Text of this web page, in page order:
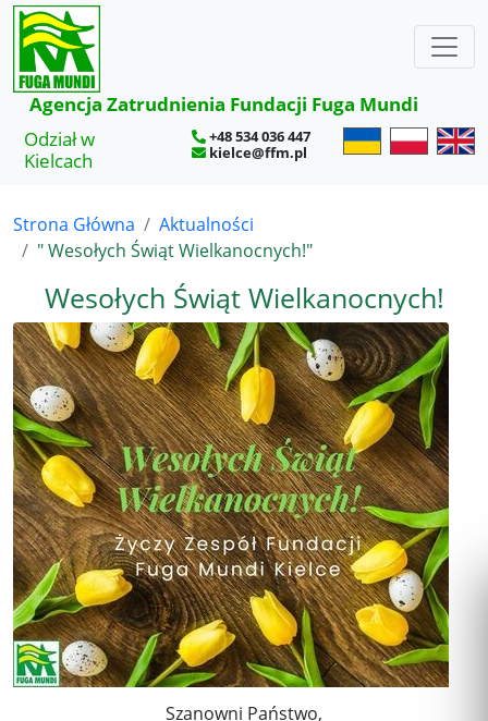
×
Agencja Zatrudnienia Fundacji Fuga Mundi
Odział w
Kielcach
+48 534 036 447
kielce@ffm.pl
Strona Główna
Aktualności
" Wesołych Świąt Wielkanocnych!"
Wesołych Świąt Wielkanocnych!
Szanowni Państwo,